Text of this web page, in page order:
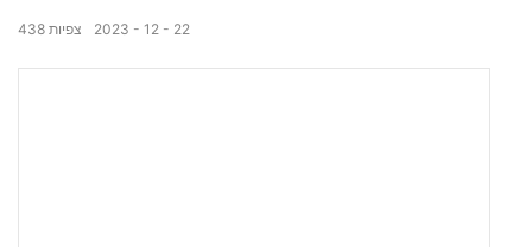
מידות חיצוניות: 435*325*210 מ"מ
2023 12 22
438 צפיות